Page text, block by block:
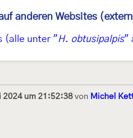
anderen Websites
(alle unter "H. obtusipalpis"
2024 um 21:52:38 von Michel